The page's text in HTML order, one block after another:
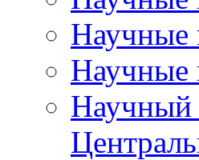
Научные
Научные
Научный